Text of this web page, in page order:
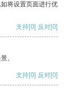
将设置页面进行优
支持[0] 反对[0]
。
支持[0] 反对[0]